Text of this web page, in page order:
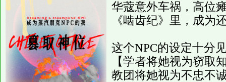
华蔻意外车祸，高位
《啮齿纪》里，成为
这个NPC的设定十
【学者将她视为窃取
教团将她视为不忠不